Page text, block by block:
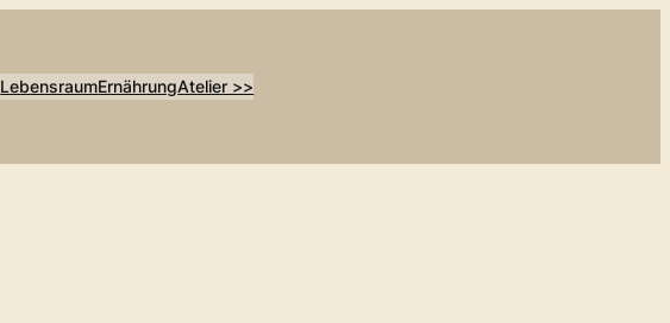
LebensraumErnährungAtelier >>